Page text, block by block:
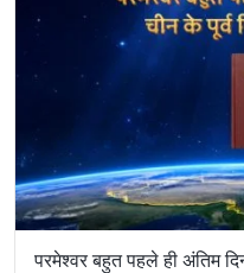
परमेश्वर बहुत पहले ही अंतिम